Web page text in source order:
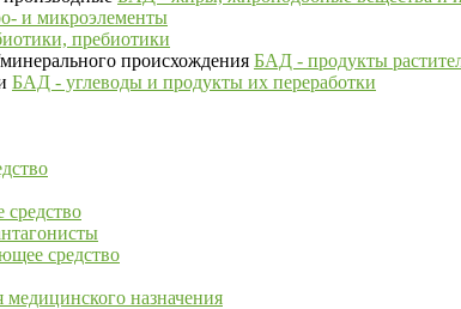
и микроэлементы
пребиотики
БАД - продукты
БАД - углеводы и продукты их переработки
средство
средство
медицинского назначения